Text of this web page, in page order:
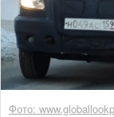
Фото: